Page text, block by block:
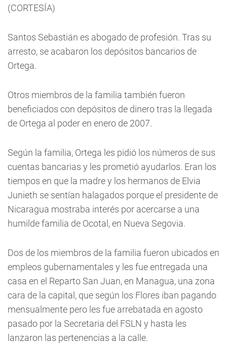
(CORTESÍA)
Santos Sebastián es abogado de profesión. Tras su
arresto, se acabaron los depósitos bancarios de
Ortega.
Otros miembros de la familia también fueron
beneficiados con depósitos de dinero tras la llegada
de Ortega al poder en enero de 2007.
Según la familia, Ortega les pidió los números de sus
cuentas bancarias y les prometió ayudarlos. Eran los
tiempos en que la madre y los hermanos de Elvia
Junieth se sentían halagados porque el presidente de
Nicaragua mostraba interés por acercarse a una
humilde familia de Ocotal, en Nueva Segovia.
Dos de los miembros de la familia fueron ubicados en
empleos gubernamentales y les fue entregada una
casa en el Reparto San Juan, en Managua, una zona
cara de la capital, que según los Flores iban pagando
mensualmente pero les fue arrebatada en agosto
pasado por la Secretaria del FSLN y hasta les
lanzaron las pertenencias a la calle.